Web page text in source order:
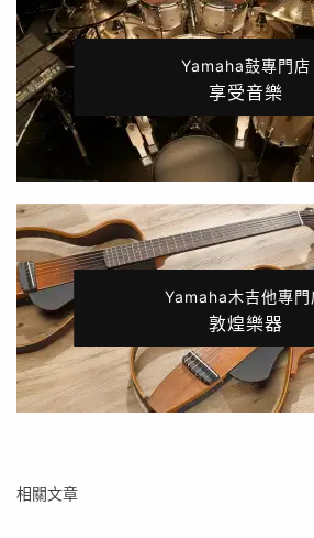
Yamaha鼓專門店
享受音樂
Yamaha木吉他專門
敦煌樂器
相關文章